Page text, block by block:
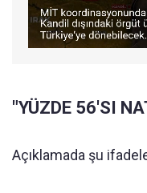
"YÜZDE 56'SI
Açıklamada şu